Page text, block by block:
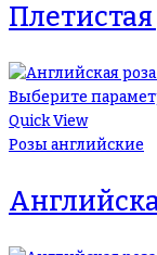
Плетистая
Выберите
Quick View
Розы английские